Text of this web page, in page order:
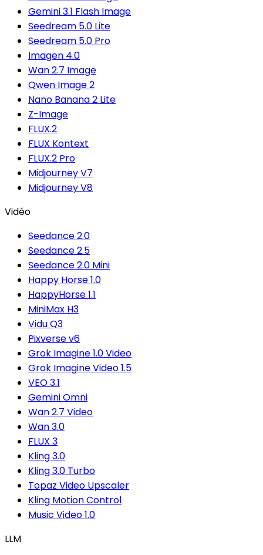
Gemini 3.1 Flash Image
Seedream 5.0 Lite
Seedream 5.0 Pro
Imagen 4.0
Wan 2.7 Image
Qwen Image 2
Nano Banana 2 Lite
Z-Image
FLUX.2
FLUX Kontext
FLUX.2 Pro
Midjourney V7
Midjourney V8
Vidéo
Seedance 2.0
Seedance 2.5
Seedance 2.0 Mini
Happy Horse 1.0
HappyHorse 1.1
MiniMax H3
Vidu Q3
Pixverse v6
Grok Imagine 1.0 Video
Grok Imagine Video 1.5
VEO 3.1
Gemini Omni
Wan 2.7 Video
Wan 3.0
FLUX 3
Kling 3.0
Kling 3.0 Turbo
Topaz Video Upscaler
Kling Motion Control
Music Video 1.0
LLM